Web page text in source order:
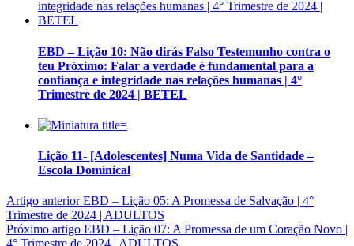
EBD – Lição 10: Não dirás Falso Testemunho contra o
teu Próximo: Falar a verdade é fundamental para a
confiança e integridade nas relações humanas | 4°
Trimestre de 2024 | BETEL
Lição 11- [Adolescentes] Numa Vida de Santidade –
Escola Dominical
Artigo anteriorEBD – Lição 05: A Promessa de Salvação | 4°
Trimestre de 2024 | ADULTOS
Próximo artigo EBD – Lição 07: A Promessa de um Coração Novo |